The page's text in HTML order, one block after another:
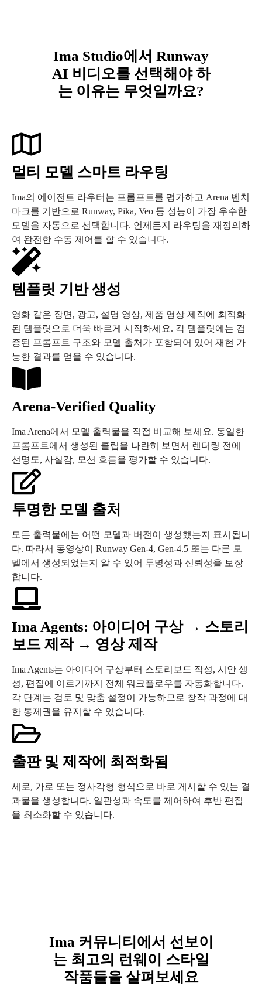
Ima Studio에서 Runway
AI 비디오를 선택해야 하
는 이유는 무엇일까요?
멀티 모델 스마트 라우팅
Ima의 에이전트 라우터는 프롬프트를 평가하고 Arena 벤치
마크를 기반으로 Runway, Pika, Veo 등 성능이 가장 우수한
모델을 자동으로 선택합니다. 언제든지 라우팅을 재정의하
여 완전한 수동 제어를 할 수 있습니다.
템플릿 기반 생성
영화 같은 장면, 광고, 설명 영상, 제품 영상 제작에 최적화
된 템플릿으로 더욱 빠르게 시작하세요. 각 템플릿에는 검
증된 프롬프트 구조와 모델 출처가 포함되어 있어 재현 가
능한 결과를 얻을 수 있습니다.
Arena-Verified Quality
Ima Arena에서 모델 출력물을 직접 비교해 보세요. 동일한
프롬프트에서 생성된 클립을 나란히 보면서 렌더링 전에
선명도, 사실감, 모션 흐름을 평가할 수 있습니다.
투명한 모델 출처
모든 출력물에는 어떤 모델과 버전이 생성했는지 표시됩니
다. 따라서 동영상이 Runway Gen-4, Gen-4.5 또는 다른 모
델에서 생성되었는지 알 수 있어 투명성과 신뢰성을 보장
합니다.
Ima Agents: 아이디어 구상 → 스토리
보드 제작 → 영상 제작
Ima Agents는 아이디어 구상부터 스토리보드 작성, 시안 생
성, 편집에 이르기까지 전체 워크플로우를 자동화합니다.
각 단계는 검토 및 맞춤 설정이 가능하므로 창작 과정에 대
한 통제권을 유지할 수 있습니다.
출판 및 제작에 최적화됨
세로, 가로 또는 정사각형 형식으로 바로 게시할 수 있는 결
과물을 생성합니다. 일관성과 속도를 제어하여 후반 편집
을 최소화할 수 있습니다.
Ima 커뮤니티에서 선보이
는 최고의 런웨이 스타일
작품들을 살펴보세요